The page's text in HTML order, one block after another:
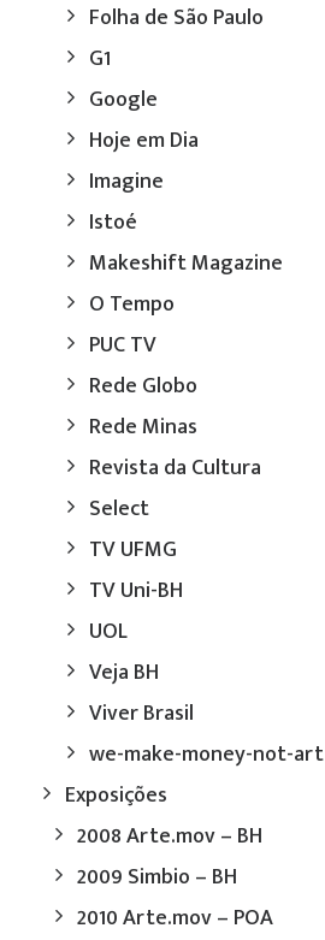
Folha de São Paulo
G1
Google
Hoje em Dia
Imagine
Istoé
Makeshift Magazine
O Tempo
PUC TV
Rede Globo
Rede Minas
Revista da Cultura
Select
TV UFMG
TV Uni-BH
UOL
Veja BH
Viver Brasil
we-make-money-not-art
Exposições
2008 Arte.mov – BH
2009 Simbio – BH
2010 Arte.mov – POA